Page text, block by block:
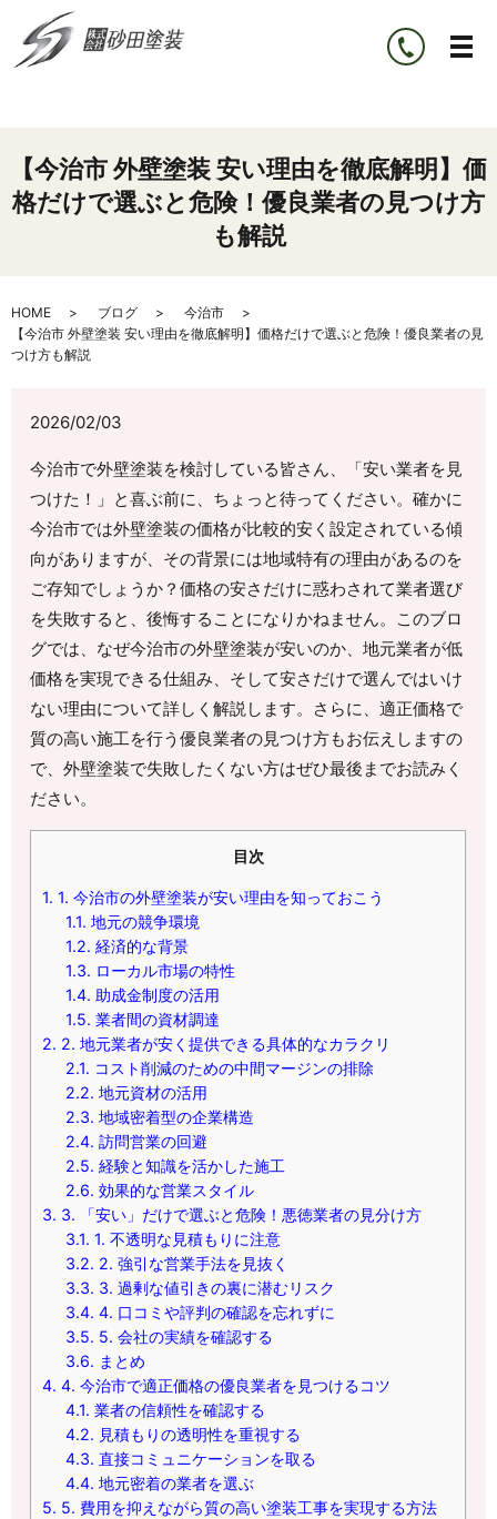
【今治市 外壁塗装 安い理由を徹底解明】価
格だけで選ぶと危険！優良業者の見つけ方
も解説
HOME ブログ
今治市
【今治市 外壁塗装 安い理由を徹底解明】価格だけで選ぶと危険！優良業者の見
つけ方も解説
2026/02/03
今治市で外壁塗装を検討している皆さん、「安い業者を見
つけた！」と喜ぶ前に、ちょっと待ってください。確かに
今治市では外壁塗装の価格が比較的安く設定されている傾
向がありますが、その背景には地域特有の理由があるのを
ご存知でしょうか？価格の安さだけに惑わされて業者選び
を失敗すると、後悔することになりかねません。このブロ
グでは、なぜ今治市の外壁塗装が安いのか、地元業者が低
価格を実現できる仕組み、そして安さだけで選んではいけ
ない理由について詳しく解説します。さらに、適正価格で
質の高い施工を行う優良業者の見つけ方もお伝えしますの
で、外壁塗装で失敗したくない方はぜひ最後までお読みく
ださい。
目次
1. 1. 今治市の外壁塗装が安い理由を知っておこう
1.1. 地元の競争環境
1.2. 経済的な背景
1.3. ローカル市場の特性
1.4. 助成金制度の活用
1.5. 業者間の資材調達
2. 2. 地元業者が安く提供できる具体的なカラクリ
2.1. コスト削減のための中間マージンの排除
2.2. 地元資材の活用
2.3. 地域密着型の企業構造
2.4. 訪問営業の回避
2.5. 経験と知識を活かした施工
2.6. 効果的な営業スタイル
3. 3. 「安い」だけで選ぶと危険！悪徳業者の見分け方
3.1. 1. 不透明な見積もりに注意
3.2. 2. 強引な営業手法を見抜く
3.3. 3. 過剰な値引きの裏に潜むリスク
3.4. 4. 口コミや評判の確認を忘れずに
3.5. 5. 会社の実績を確認する
3.6. まとめ
4. 4. 今治市で適正価格の優良業者を見つけるコツ
4.1. 業者の信頼性を確認する
4.2. 見積もりの透明性を重視する
4.3. 直接コミュニケーションを取る
4.4. 地元密着の業者を選ぶ
5. 5. 費用を抑えながら質の高い塗装工事を実現する方法